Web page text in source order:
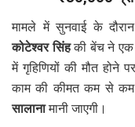
मामले में सुनवाई के
कोटेश्वर सिंहकी बेंच ने एक
में गृहिणियों की मौत होने
काम की कीमत कम से कम
सालानामानी जाएगी।